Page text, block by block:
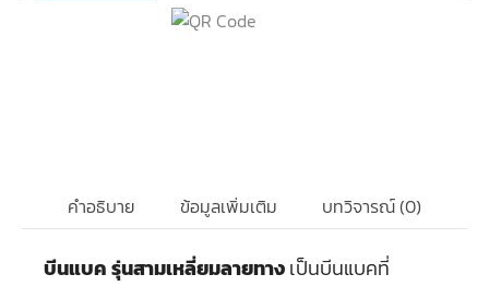
คำอธิบาย ข้อมูลเพิ่มเติม บทวิจารณ์ (0)
บีนแบค รุ่นสามเหลี่ยมลายทางเป็นบีนแบคที่